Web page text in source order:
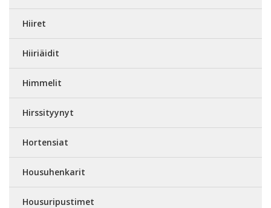
Hiiret
Hiiriäidit
Himmelit
Hirssityynyt
Hortensiat
Housuhenkarit
Housuripustimet